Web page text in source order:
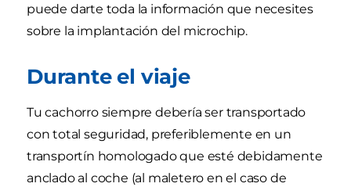
puede darte toda la información que necesites
sobre la implantación del microchip.
Durante el viaje
Tu cachorro siempre debería ser transportado
con total seguridad, preferiblemente en un
transportín homologado que esté debidamente
anclado al coche (al maletero en el caso de